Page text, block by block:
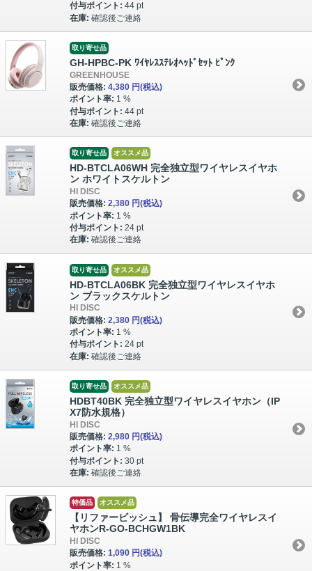
付与ポイント: 44 pt
在庫: 確認後ご連絡
取り寄せ品
GH-HPBC-PK ﾜｲﾔﾚｽｽﾃﾚｵﾍｯﾄﾞｾｯﾄ ﾋﾟﾝｸ
GREENHOUSE
販売価格: 4,380 円(税込)
ポイント率: 1 %
付与ポイント: 44 pt
在庫: 確認後ご連絡
取り寄せ品 オススメ品
HD-BTCLA06WH 完全独立型ワイヤレスイヤホ
ン ホワイトスケルトン
HI DISC
販売価格: 2,380 円(税込)
ポイント率: 1 %
付与ポイント: 24 pt
在庫: 確認後ご連絡
取り寄せ品 オススメ品
HD-BTCLA06BK 完全独立型ワイヤレスイヤホ
ン ブラックスケルトン
HI DISC
販売価格: 2,380 円(税込)
ポイント率: 1 %
付与ポイント: 24 pt
在庫: 確認後ご連絡
取り寄せ品 オススメ品
HDBT40BK 完全独立型ワイヤレスイヤホン（IP
X7防水規格）
HI DISC
販売価格: 2,980 円(税込)
ポイント率: 1 %
付与ポイント: 30 pt
在庫: 確認後ご連絡
特価品 オススメ品
【リファービッシュ】 骨伝導完全ワイヤレスイ
ヤホンR-GO-BCHGW1BK
HI DISC
販売価格: 1,090 円(税込)
ポイント率: 1 %